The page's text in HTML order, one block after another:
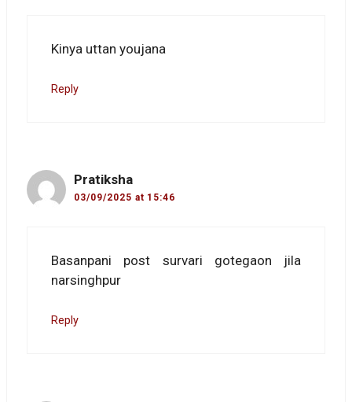
Kinya uttan youjana
Reply
Pratiksha
03/09/2025 at 15:46
Basanpani post survari gotegaon jila
narsinghpur
Reply